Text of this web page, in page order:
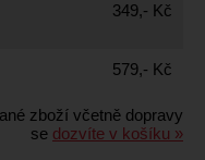
349,- Kč
579,- Kč
zboží včetně dopravy
se dozvíte v košíku »